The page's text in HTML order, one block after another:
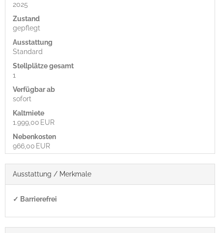
2025
Zustand
gepflegt
Ausstattung
Standard
Stellplätze gesamt
1
Verfügbar ab
sofort
Kaltmiete
1.999,00 EUR
Nebenkosten
966,00 EUR
Ausstattung / Merkmale
✓ Barrierefrei